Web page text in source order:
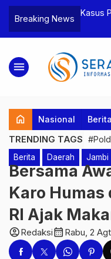
Breaking News
Bea Cukai
Pelaku beserta
dan 146 Gram
Kasus
Tebo
menu
home Nasional Berita
TRENDING TAGS
Berita Daerah Jambi
Bersama
Karo Humas
RI Ajak
account_circleRedaksicalendar_month Rabu, 2